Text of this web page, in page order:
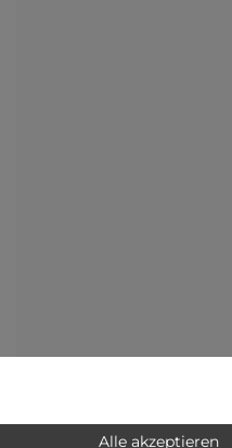
Alle akzeptieren